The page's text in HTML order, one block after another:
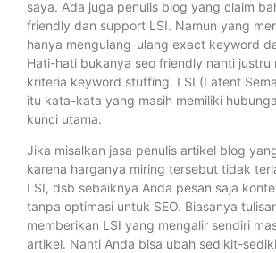
saya. Ada juga penulis blog yang claim
friendly dan support LSI. Namun yang
hanya mengulang-ulang exact keyword
Hati-hati bukanya seo friendly nanti justru
kriteria keyword stuffing. LSI (Latent
itu kata-kata yang masih memiliki
kunci utama.
Jika misalkan jasa penulis artikel blog
karena harganya miring tersebut tidak
LSI, dsb sebaiknya Anda pesan saja
tanpa optimasi untuk SEO. Biasanya
memberikan LSI yang mengalir sendiri
artikel. Nanti Anda bisa ubah sedikit-